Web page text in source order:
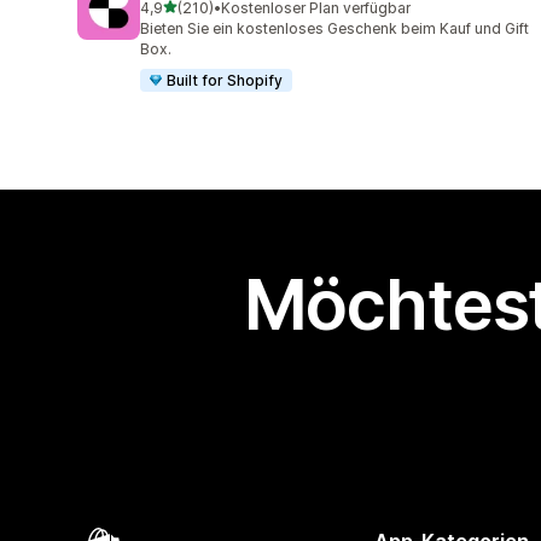
4,9von 5 Sternen
(210)
210 Rezensionen insgesamt
•Kostenloser Plan verfügbar
Bieten Sie ein kostenloses Geschenk beim Kauf und Gift
Box.
Built for Shopify